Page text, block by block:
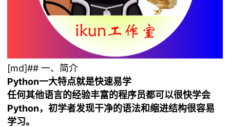
[md]## 一、简介
Python一大特点就是快速易学
任何其他语言的经验丰富的程序员都可以很快学会
Python，初学者发现干净的语法和缩进结构很容易
学习。